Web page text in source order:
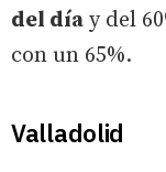
del día y del
con un 65%.
Valladolid